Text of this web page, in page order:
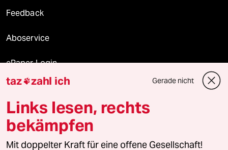
Feedback
Aboservice
ePaper Login
Downloads für Abonnierende
© 2026 taz Verlags und Vertriebs GmbH
Alle Rechte vorbehalten. Bei rechtlichen Fragen oder für Genehmigungen
taz zahl ich Gerade nicht
Links lesen, rechts
bekämpfen
Mit doppelter Kraft für eine offene Gesellschaft!